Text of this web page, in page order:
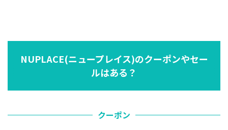
NUPLACE(ニュープレイス)のクーポンやセー
ルはある？
クーポン